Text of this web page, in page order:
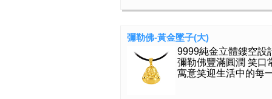
彌勒佛-黃金墜子(大)
9999純金立體鏤空設
彌勒佛豐滿圓潤 笑口
寓意笑迎生活中的每